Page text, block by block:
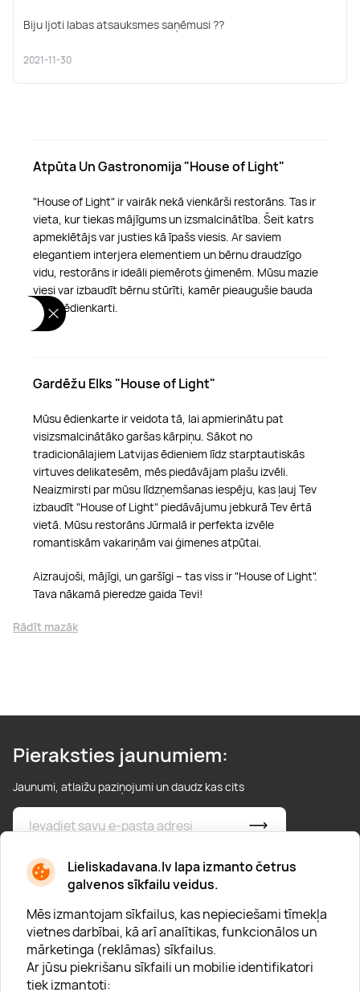
Lieliskadavana.lv lapa izmanto četrus
galvenos sīkfailu veidus.
Mēs izmantojam sīkfailus, kas nepieciešami tīmekļa
vietnes darbībai, kā arī analītikas, funkcionālos un
mārketinga (reklāmas) sīkfailus.
Ar jūsu piekrišanu sīkfaili un mobilie identifikatori
tiek izmantoti:
Biju ljoti labas atsauksmes saņēmusi ??
2021-11-30
Atpūta Un Gastronomija "House of Light"
"House of Light" ir vairāk nekā vienkārši restorāns. Tas ir
vieta, kur tiekas mājīgums un izsmalcinātība. Šeit katrs
apmeklētājs var justies kā īpašs viesis. Ar saviem
elegantiem interjera elementiem un bērnu draudzīgo
vidu, restorāns ir ideāli piemērots ģimenēm. Mūsu mazie
viesi var izbaudīt bērnu stūrīti, kamēr pieaugušie bauda
mūsu ēdienkarti.
Gardēžu Elks "House of Light"
Mūsu ēdienkarte ir veidota tā, lai apmierinātu pat
visizsmalcinātāko garšas kārpiņu. Sākot no
tradicionālajiem Latvijas ēdieniem līdz starptautiskās
virtuves delikatesēm, mēs piedāvājam plašu izvēli.
Neaizmirsti par mūsu līdzņemšanas iespēju, kas ļauj Tev
izbaudīt "House of Light" piedāvājumu jebkurā Tev ērtā
vietā. Mūsu restorāns Jūrmalā ir perfekta izvēle
romantiskām vakariņām vai ģimenes atpūtai.
Aizraujoši, mājīgi, un garšīgi – tas viss ir "House of Light".
Tava nākamā pieredze gaida Tevi!
Rādīt mazāk
Pieraksties jaunumiem:
Jaunumi, atlaižu paziņojumi un daudz kas cits
* Esmu iepazinies/usies ar privātuma politiku
Par "Lieliska dāvana"